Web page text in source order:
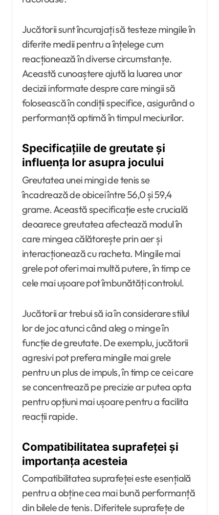
Jucătorii sunt încurajați să testeze mingile în
diferite medii pentru a înțelege cum
reacționează în diverse circumstanțe.
Această cunoaștere ajută la luarea unor
decizii informate despre care mingii să
folosească în condiții specifice, asigurând o
performanță optimă în timpul meciurilor.
Specificațiile de greutate și
influența lor asupra jocului
Greutatea unei mingi de tenis se
încadrează de obicei între 56,0 și 59,4
grame. Această specificație este crucială
deoarece greutatea afectează modul în
care mingea călătorește prin aer și
interacționează cu racheta. Mingile mai
grele pot oferi mai multă putere, în timp ce
cele mai ușoare pot îmbunătăți controlul.
Jucătorii ar trebui să ia în considerare stilul
lor de joc atunci când aleg o minge în
funcție de greutate. De exemplu, jucătorii
agresivi pot prefera mingile mai grele
pentru un plus de impuls, în timp ce cei care
se concentrează pe precizie ar putea opta
pentru opțiuni mai ușoare pentru a facilita
reacții rapide.
Compatibilitatea suprafeței și
importanța acesteia
Compatibilitatea suprafeței este esențială
pentru a obține cea mai bună performanță
din bilele de tenis. Diferitele suprafețe de